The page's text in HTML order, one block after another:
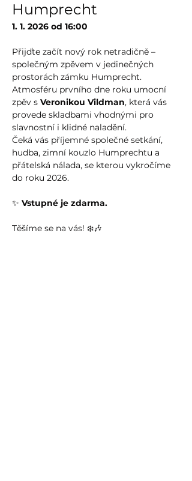
Humprecht
1. 1. 2026 od 16:00
Přijďte začít nový rok netradičně –
společným zpěvem v jedinečných
prostorách zámku Humprecht.
Atmosféru prvního dne roku umocní
zpěv s Veronikou Vildman, která vás
provede skladbami vhodnými pro
slavnostní i klidné naladění.
Čeká vás příjemné společné setkání,
hudba, zimní kouzlo Humprechtu a
přátelská nálada, se kterou vykročíme
do roku 2026.
✨ Vstupné je zdarma.
Těšíme se na vás! ❄️🎶